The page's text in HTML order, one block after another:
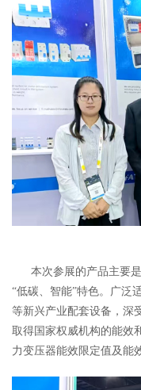
本次参展的产品主要是
“低碳、智能”特色。广泛
等新兴产业配套设备，深
取得国家权威机构的能
力变压器能效限定值及能